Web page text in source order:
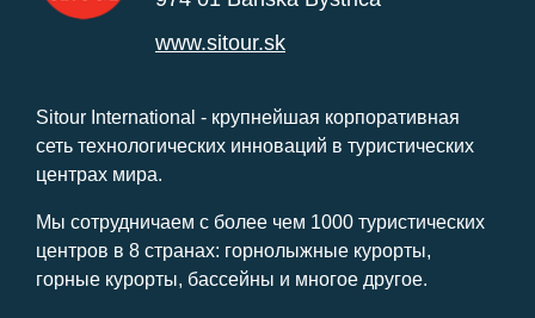
www.sitour.sk
Sitour International - крупнейшая корпоративная
сеть технологических инноваций в туристических
центрах мира.
Мы сотрудничаем с более чем 1000 туристических
центров в 8 странах: горнолыжные курорты,
горные курорты, бассейны и многое другое.